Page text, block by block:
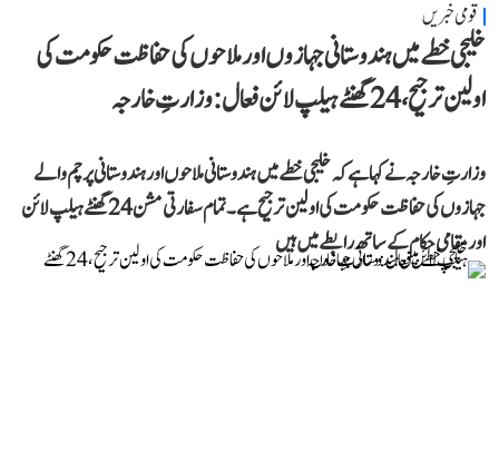
قومی خبریں
خلیجی خطے میں ہندوستانی جہازوں اور ملاحوں کی حفاظت حکومت کی
اولین ترجیح، 24 گھنٹے ہیلپ لائن فعال: وزارتِ خارجہ
وزارتِ خارجہ نے کہا ہے کہ خلیجی خطے میں ہندوستانی ملاحوں اور ہندوستانی پرچم والے
جہازوں کی حفاظت حکومت کی اولین ترجیح ہے۔ تمام سفارتی مشن 24 گھنٹے ہیلپ لائن
اور مقامی حکام کے ساتھ رابطے میں ہیں